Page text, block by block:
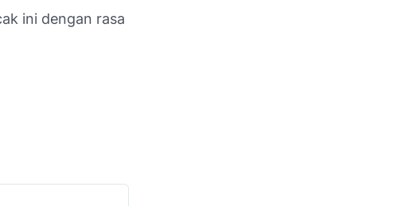
ini dengan rasa